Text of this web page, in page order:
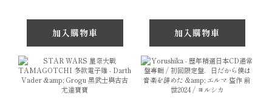
加入購物車
/ Anti-Buzz Drink
Mix
加入購物車